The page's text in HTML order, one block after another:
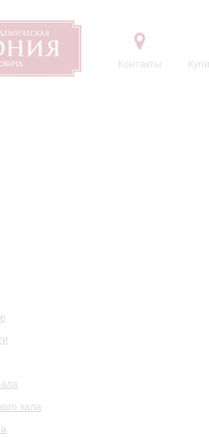
Контакты
зала